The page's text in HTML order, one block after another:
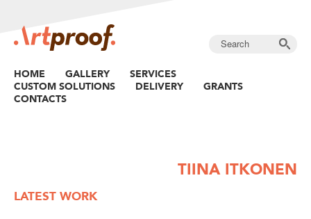
HOME GALLERY
SERVICES
CUSTOM SOLUTIONS
DELIVERY
GRANTS
CONTACTS
TIINA ITKONEN
LATEST WORK